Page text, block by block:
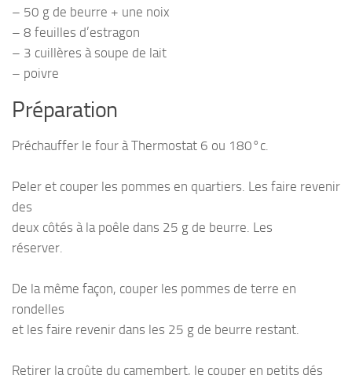
– 50 g de beurre + une noix
– 8 feuilles d’estragon
– 3 cuillères à soupe de lait
– poivre
Préparation
Préchauffer le four à Thermostat 6 ou 180°c.
Peler et couper les pommes en quartiers. Les faire revenir
des
deux côtés à la poêle dans 25 g de beurre. Les
réserver.
De la même façon, couper les pommes de terre en
rondelles
et les faire revenir dans les 25 g de beurre restant.
Retirer la croûte du camembert, le couper en petits dés